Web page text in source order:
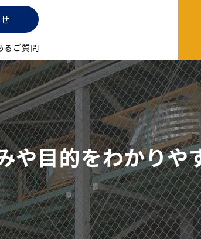
るご質問
や目的をわかりや